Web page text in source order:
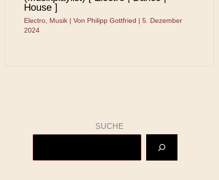
House ]
Electro, Musik | Von Philipp Gottfried |5. Dezember
2024
SUCHE